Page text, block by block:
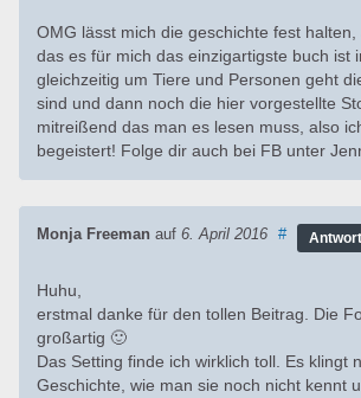
OMG lässt mich die geschichte fest halten,
das es für mich das einzigartigste buch ist
gleichzeitig um Tiere und Personen geht
sind und dann noch die hier vorgestellte
mitreißend das man es lesen muss, also
begeistert! Folge dir auch bei FB unter
Monja Freeman auf 6. April 2016 #
Huhu,
erstmal danke für den tollen Beitrag. Die
großartig 🙂
Das Setting finde ich wirklich toll. Es klingt
Geschichte, wie man sie noch nicht kennt